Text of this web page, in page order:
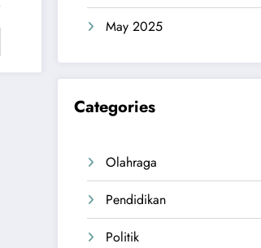
May 2025
Categories
Olahraga
Pendidikan
Politik